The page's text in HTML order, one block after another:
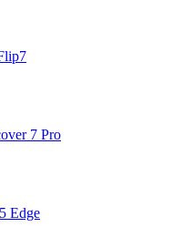
7 Pro
Edge